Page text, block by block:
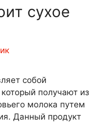
сухое
собой
получают из
молока путем
Данный продукт